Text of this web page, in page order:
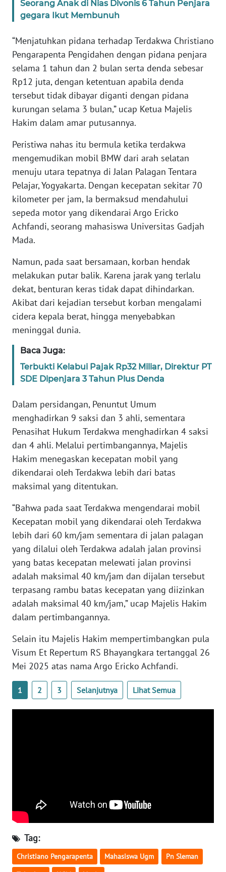
Seorang Anak di Nias Divonis 6 Tahun Penjara
gegara Ikut Membunuh
“Menjatuhkan pidana terhadap Terdakwa Christiano
Pengarapenta Pengidahen dengan pidana penjara
selama 1 tahun dan 2 bulan serta denda sebesar
Rp12 juta, dengan ketentuan apabila denda
tersebut tidak dibayar diganti dengan pidana
kurungan selama 3 bulan,” ucap Ketua Majelis
Hakim dalam amar putusannya.
Peristiwa nahas itu bermula ketika terdakwa
mengemudikan mobil BMW dari arah selatan
menuju utara tepatnya di Jalan Palagan Tentara
Pelajar, Yogyakarta. Dengan kecepatan sekitar 70
kilometer per jam, Ia bermaksud mendahului
sepeda motor yang dikendarai Argo Ericko
Achfandi, seorang mahasiswa Universitas Gadjah
Mada.
Namun, pada saat bersamaan, korban hendak
melakukan putar balik. Karena jarak yang terlalu
dekat, benturan keras tidak dapat dihindarkan.
Akibat dari kejadian tersebut korban mengalami
cidera kepala berat, hingga menyebabkan
meninggal dunia.
Baca Juga:
Terbukti Kelabui Pajak Rp32 Miliar, Direktur PT
SDE Dipenjara 3 Tahun Plus Denda
Dalam persidangan, Penuntut Umum
menghadirkan 9 saksi dan 3 ahli, sementara
Penasihat Hukum Terdakwa menghadirkan 4 saksi
dan 4 ahli. Melalui pertimbangannya, Majelis
Hakim menegaskan kecepatan mobil yang
dikendarai oleh Terdakwa lebih dari batas
maksimal yang ditentukan.
“Bahwa pada saat Terdakwa mengendarai mobil
Kecepatan mobil yang dikendarai oleh Terdakwa
lebih dari 60 km/jam sementara di jalan palagan
yang dilalui oleh Terdakwa adalah jalan provinsi
yang batas kecepatan melewati jalan provinsi
adalah maksimal 40 km/jam dan dijalan tersebut
terpasang rambu batas kecepatan yang diizinkan
adalah maksimal 40 km/jam,” ucap Majelis Hakim
dalam pertimbangannya.
Selain itu Majelis Hakim mempertimbangkan pula
Visum Et Repertum RS Bhayangkara tertanggal 26
Mei 2025 atas nama Argo Ericko Achfandi.
1 2 3 Selanjutnya Lihat Semua
Tag:
Christiano Pengarapenta Mahasiswa Ugm Pn Sleman
DISCLAIMER
Wahana
News
Regional
WN
SUMUT
WN
WN
JABAR
WN
BANTEN
WN
WN
KEPRI
WN
WN
PAPUA
BARAT
RIAU
WN
SERAMBI
WN
JAMBI
WN
SULTRA
WN
SULTENG
WN
SULBAR
BABEL
WN
SUMBAR
WN
LAMPUNG
WN
JATENG